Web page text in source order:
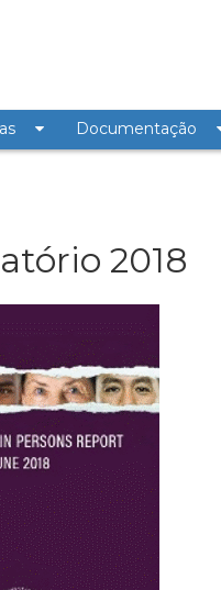
2018
Documentação
2018